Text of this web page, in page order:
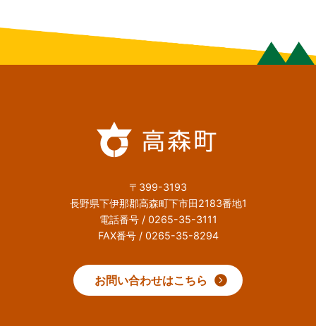
〒399-3193
長野県下伊那郡高森町下市田2183番地1
電話番号 / 0265-35-3111
FAX番号 / 0265-35-8294
お問い合わせはこちら